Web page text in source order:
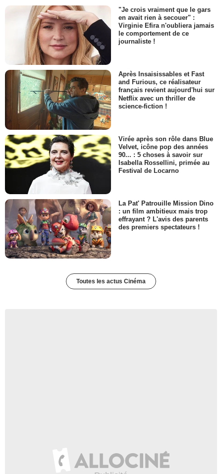
"Je crois vraiment que le gars
en avait rien à secouer" :
Virginie Efira n'oubliera jamais
le comportement de ce
journaliste !
Après Insaisissables et Fast
and Furious, ce réalisateur
français revient aujourd'hui sur
Netflix avec un thriller de
science-fiction !
Virée après son rôle dans Blue
Velvet, icône pop des années
90... : 5 choses à savoir sur
Isabella Rossellini, primée au
Festival de Locarno
La Pat' Patrouille Mission Dino
: un film ambitieux mais trop
effrayant ? L'avis des parents
des premiers spectateurs !
Toutes les actus Cinéma